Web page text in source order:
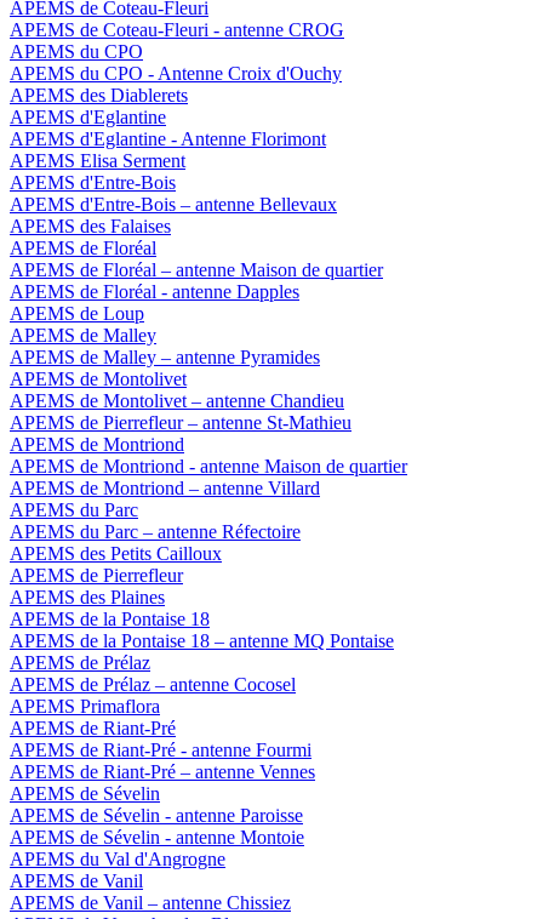
APEMS de Coteau-Fleuri
APEMS de Coteau-Fleuri - antenne CROG
APEMS du CPO
APEMS du CPO - Antenne Croix d'Ouchy
APEMS des Diablerets
APEMS d'Eglantine
APEMS d'Eglantine - Antenne Florimont
APEMS Elisa Serment
APEMS d'Entre-Bois
APEMS d'Entre-Bois – antenne Bellevaux
APEMS des Falaises
APEMS de Floréal
APEMS de Floréal – antenne Maison de quartier
APEMS de Floréal - antenne Dapples
APEMS de Loup
APEMS de Malley
APEMS de Malley – antenne Pyramides
APEMS de Montolivet
APEMS de Montolivet – antenne Chandieu
APEMS de Pierrefleur – antenne St-Mathieu
APEMS de Montriond
APEMS de Montriond - antenne Maison de quartier
APEMS de Montriond – antenne Villard
APEMS du Parc
APEMS du Parc – antenne Réfectoire
APEMS des Petits Cailloux
APEMS de Pierrefleur
APEMS des Plaines
APEMS de la Pontaise 18
APEMS de la Pontaise 18 – antenne MQ Pontaise
APEMS de Prélaz
APEMS de Prélaz – antenne Cocosel
APEMS Primaflora
APEMS de Riant-Pré
APEMS de Riant-Pré - antenne Fourmi
APEMS de Riant-Pré – antenne Vennes
APEMS de Sévelin
APEMS de Sévelin - antenne Paroisse
APEMS de Sévelin - antenne Montoie
APEMS du Val d'Angrogne
APEMS de Vanil
APEMS de Vanil – antenne Chissiez